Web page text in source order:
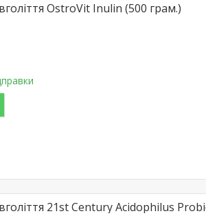
OstroVit Inulin (500 грам.)
21st Century Acidophilus